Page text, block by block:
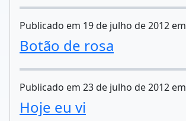
Publicado em 19 de julho de 2012 em
Botão de rosa
Publicado em 23 de julho de 2012 em
Hoje eu vi